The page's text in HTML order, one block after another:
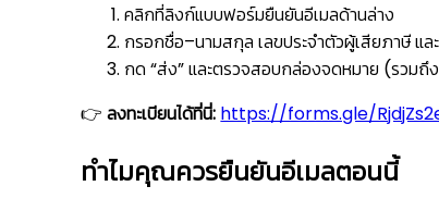
คลิกที่ลิงก์แบบฟอร์มยืนยันอีเมลด้านล่าง
กรอกชื่อ–นามสกุล เลขประจำตัวผู้เสียภาษี แ
กด “ส่ง” และตรวจสอบกล่องจดหมาย (รวมถึ
👉ลงทะเบียนได้ที่นี่: https://forms.gle/
ทำไมคุณควรยืนยันอีเมลตอนนี้